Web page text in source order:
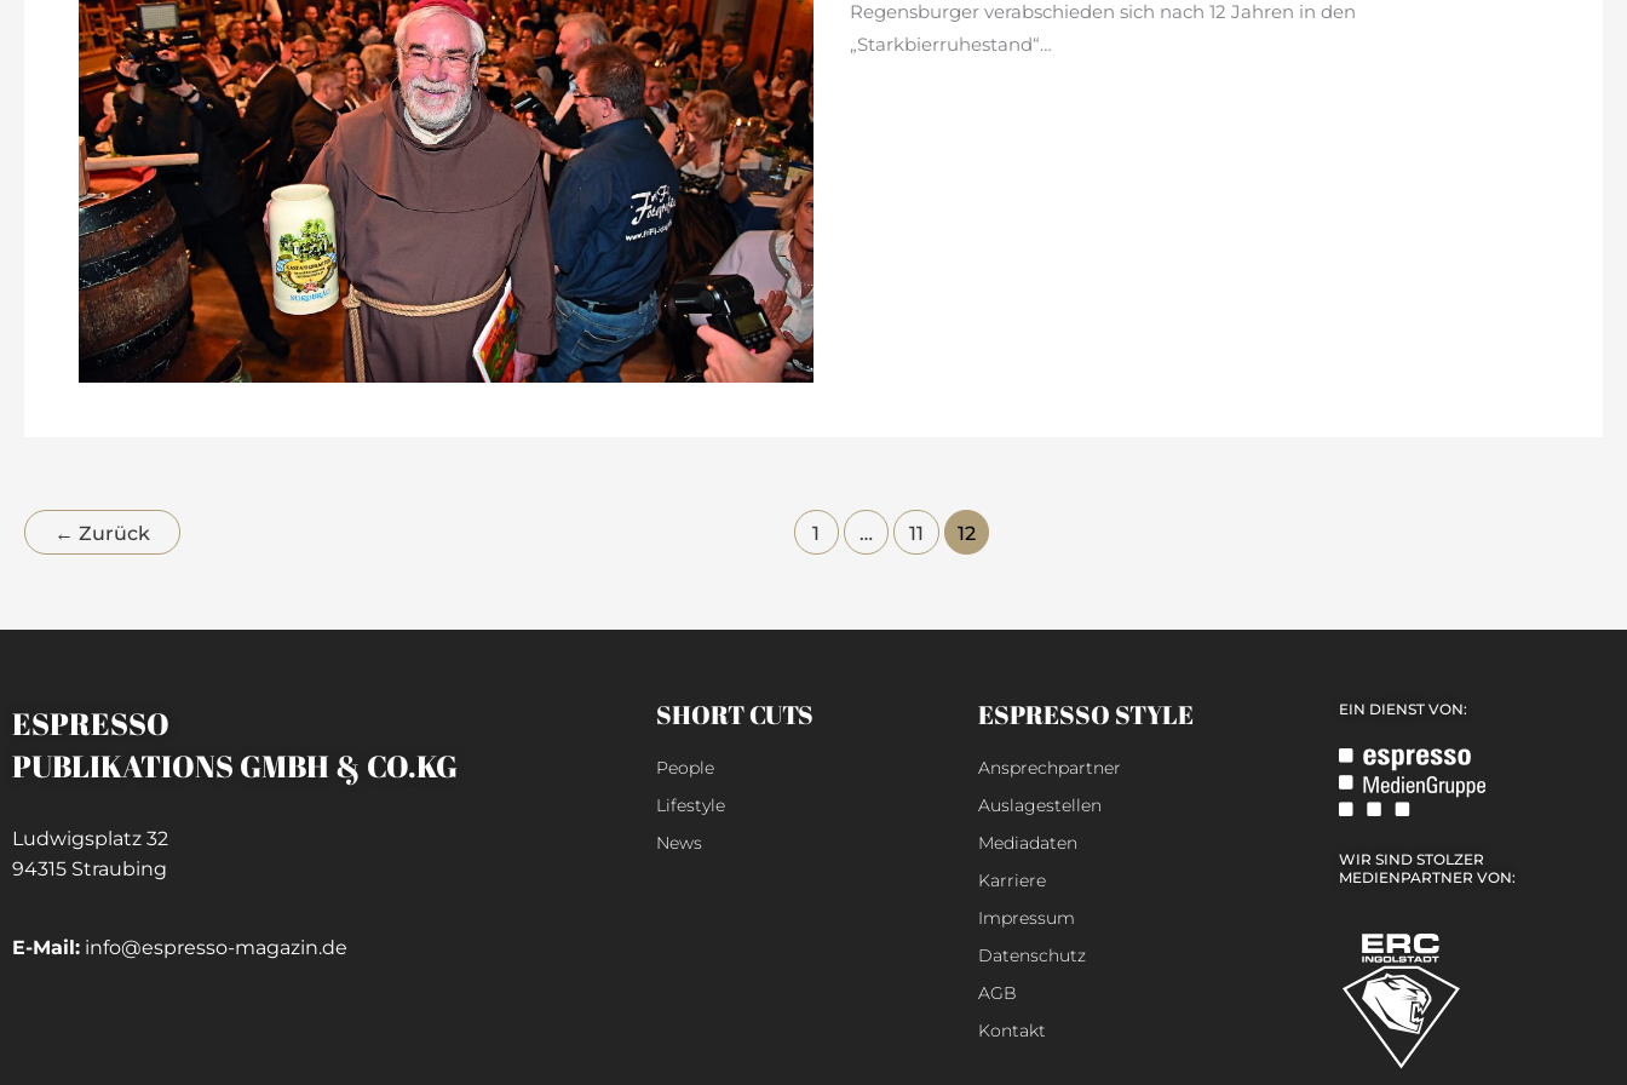
Regensburger verabschieden sich nach 12 Jahren in den
„Starkbierruhestand“…
← Zurück 1 … 11 12
ESPRESSO
PUBLIKATIONS GMBH & CO.KG
Ludwigsplatz 32
94315 Straubing
E-Mail: info@espresso-magazin.de
SHORT CUTS
People
Lifestyle
News
ESPRESSO STYLE
Ansprechpartner
Auslagestellen
Mediadaten
Karriere
Impressum
Datenschutz
AGB
Kontakt
EIN DIENST VON:
WIR SIND STOLZER
MEDIENPARTNER VON: